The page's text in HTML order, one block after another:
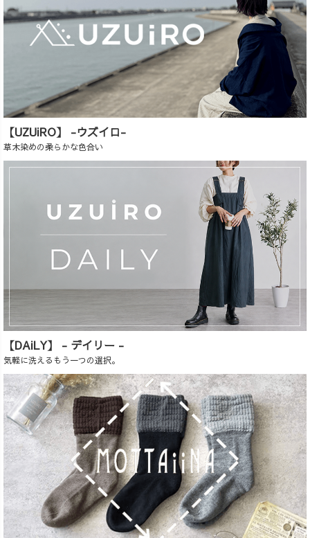
【UZUiRO】 -ウズイロ-
草木染めの柔らかな色合い
【DAiLY】 - デイリー -
気軽に洗えるもう一つの選択。